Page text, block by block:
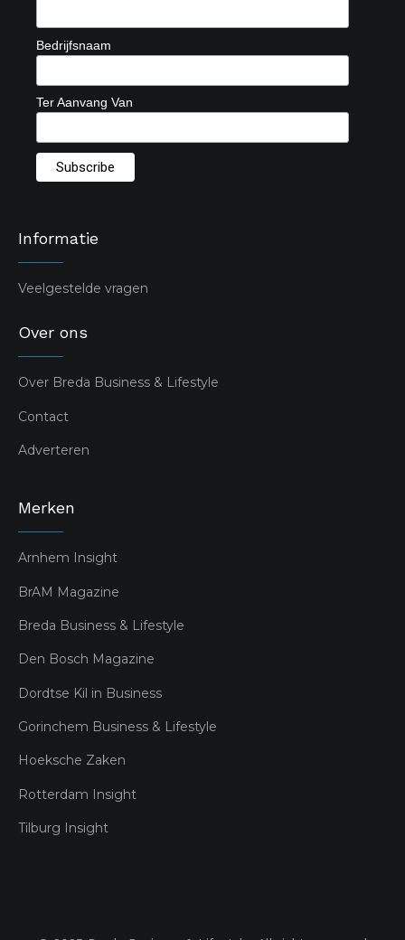
Bedrijfsnaam
Ter Aanvang Van
Informatie
Veelgestelde vragen
Over ons
Over Breda Business & Lifestyle
Contact
Adverteren
Merken
Arnhem Insight
BrAM Magazine
Breda Business & Lifestyle
Den Bosch Magazine
Dordtse Kil in Business
Gorinchem Business & Lifestyle
Hoeksche Zaken
Rotterdam Insight
Tilburg Insight